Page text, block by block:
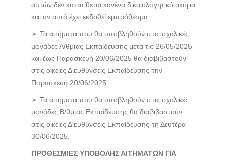
αυτών δεν κατατίθεται κανένα δικαιολογητικό ακόμα
και αν αυτό έχει εκδοθεί εμπρόθεσμα.
➢ Τα αιτήματα που θα υποβληθούν στις σχολικές
μονάδες Α/θμιας Εκπαίδευσης μετά τις 26/05/2025
και έως Παρασκευή 20/06/2025 θα διαβιβαστούν
στις οικείες Διευθύνσεις Εκπαίδευσης την
Παρασκευή 20/06/2025.
➢ Τα αιτήματα που θα υποβληθούν στις σχολικές
μονάδες Β/θμιας Εκπαίδευσης θα διαβιβαστούν
στις οικείες Διευθύνσεις Εκπαίδευσης τη Δευτέρα
30/06/2025.
ΠΡΟΘΕΣΜΙΕΣ ΥΠΟΒΟΛΗΣ ΑΙΤΗΜΑΤΩΝ ΓΙΑ